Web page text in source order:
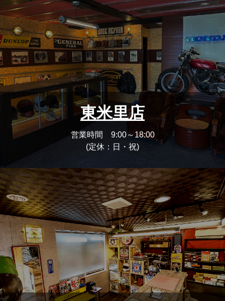
東米里店
営業時間 9:00～18:00
(定休：日・祝)